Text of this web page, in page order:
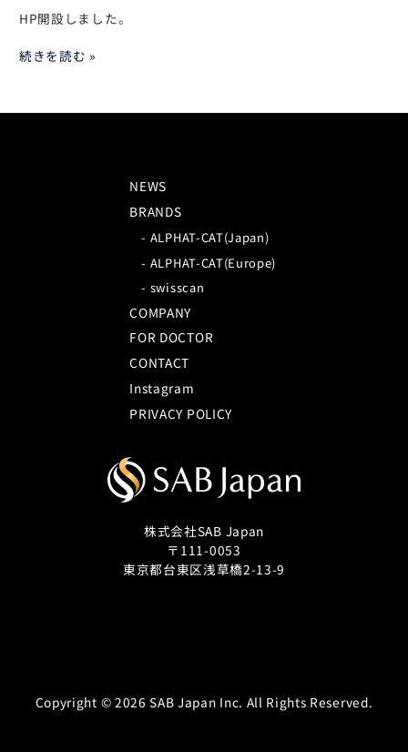
HP開設しました。
し
ま
し
続きを読む »
NEWS
BRANDS
- ALPHAT-CAT(Japan)
- ALPHAT-CAT(Europe)
- swisscan
COMPANY
FOR DOCTOR
CONTACT
Instagram
PRIVACY POLICY
株式会社SAB Japan
〒111-0053
東京都台東区浅草橋2-13-9
Copyright © 2026 SAB Japan Inc. All Rights Reserved.